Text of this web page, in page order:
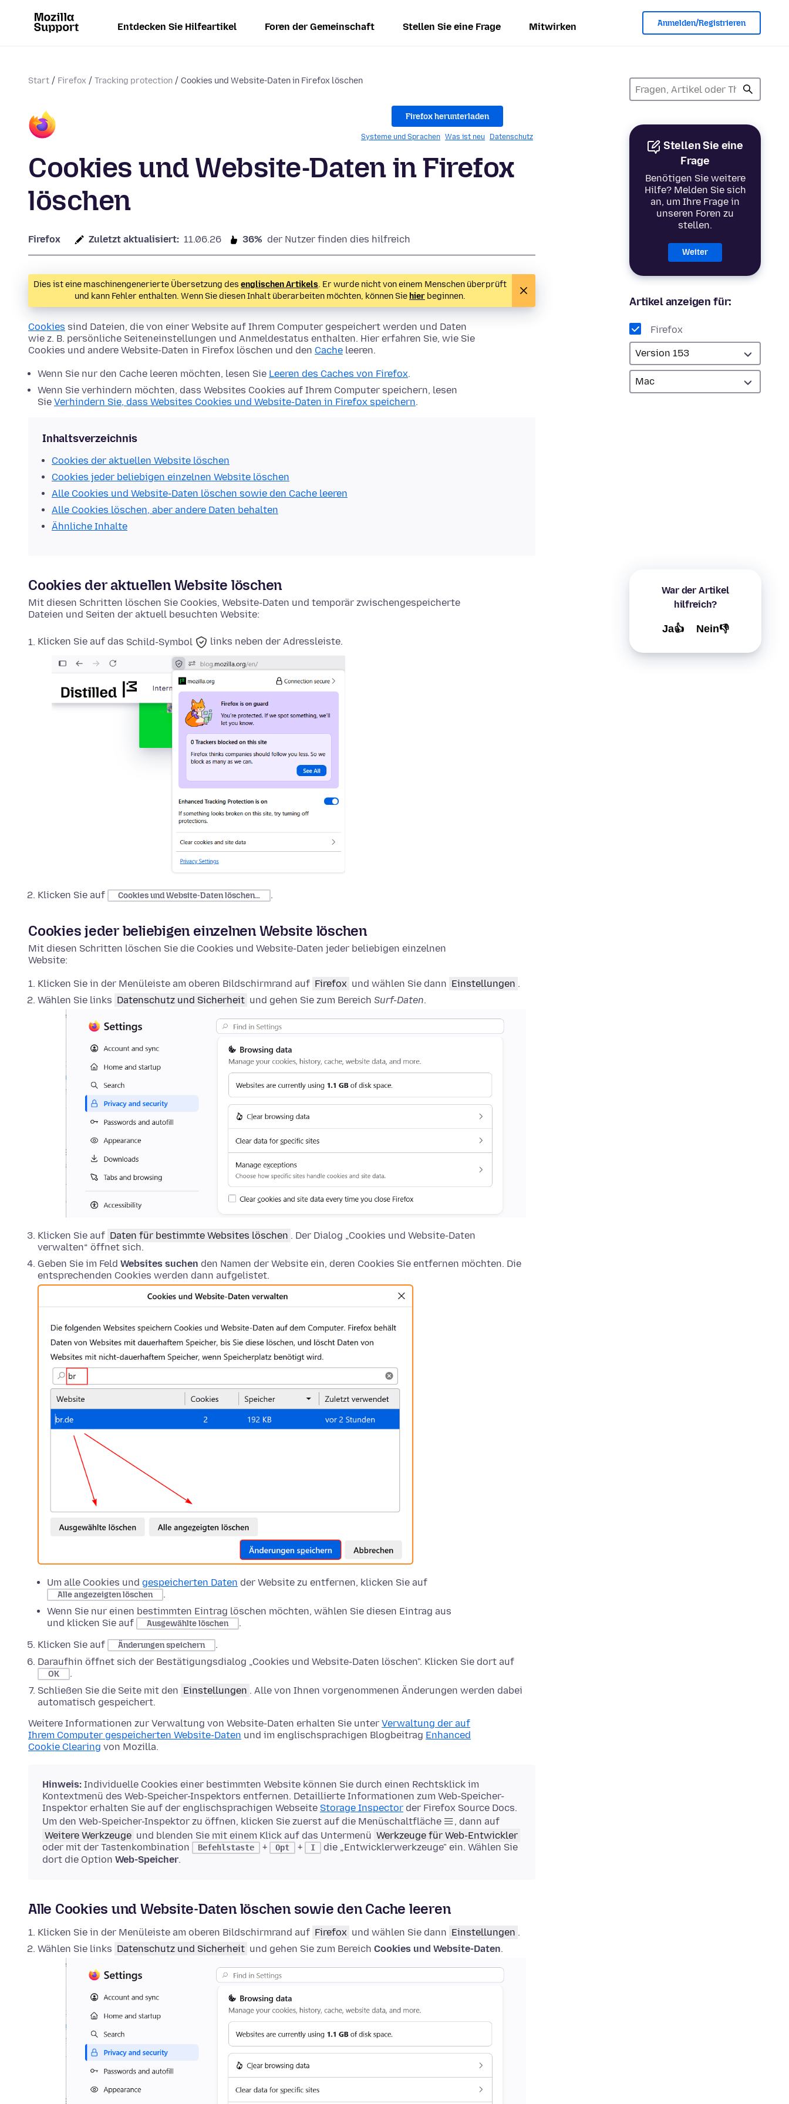
Entdecken Sie Hilfeartikel Foren der Gemeinschaft Stellen Sie eine Frage Mitwirken Anmelden/Registrieren
Start Firefox Tracking protection Cookies und Website-Daten in Firefox löschen
Stellen Sie eine
Frage
Benötigen Sie weitere
Hilfe? Melden Sie sich
an, um Ihre Frage in
unseren Foren zu
stellen.
Weiter
Artikel anzeigen für:
Firefox
War der Artikel
hilfreich?
Ja👍 Nein👎
Firefox herunterladen
Systeme und Sprachen Was ist neu Datenschutz
Cookies und Website-Daten in Firefox
löschen
Firefox Zuletzt aktualisiert: 11.06.26 36% der Nutzer finden dies hilfreich
Dies ist eine maschinengenerierte Übersetzung des englischen Artikels. Er wurde nicht von einem Menschen überprüft
und kann Fehler enthalten. Wenn Sie diesen Inhalt überarbeiten möchten, können Sie hier beginnen.
Cookies sind Dateien, die von einer Website auf Ihrem Computer gespeichert werden und Daten
wie z. B. persönliche Seiteneinstellungen und Anmeldestatus enthalten. Hier erfahren Sie, wie Sie
Cookies und andere Website-Daten in Firefox löschen und den Cache leeren.
Wenn Sie nur den Cache leeren möchten, lesen Sie Leeren des Caches von Firefox.
Wenn Sie verhindern möchten, dass Websites Cookies auf Ihrem Computer speichern, lesen
Sie Verhindern Sie, dass Websites Cookies und Website-Daten in Firefox speichern.
Inhaltsverzeichnis
Cookies der aktuellen Website löschen
Cookies jeder beliebigen einzelnen Website löschen
Alle Cookies und Website-Daten löschen sowie den Cache leeren
Alle Cookies löschen, aber andere Daten behalten
Ähnliche Inhalte
Cookies der aktuellen Website löschen
Mit diesen Schritten löschen Sie Cookies, Website-Daten und temporär zwischengespeicherte
Dateien und Seiten der aktuell besuchten Website:
Klicken Sie auf das Schild-Symbol links neben der Adressleiste.
Klicken Sie auf Cookies und Website-Daten löschen… .
Cookies jeder beliebigen einzelnen Website löschen
Mit diesen Schritten löschen Sie die Cookies und Website-Daten jeder beliebigen einzelnen
Website:
Klicken Sie in der Menüleiste am oberen Bildschirmrand auf Firefox und wählen Sie dann Einstellungen .
Wählen Sie links Datenschutz und Sicherheit und gehen Sie zum Bereich Surf-Daten.
Klicken Sie auf Daten für bestimmte Websites löschen . Der Dialog „Cookies und Website-Daten
verwalten“ öffnet sich.
Geben Sie im Feld Websites suchen den Namen der Website ein, deren Cookies Sie entfernen möchten. Die
entsprechenden Cookies werden dann aufgelistet.
Um alle Cookies und gespeicherten Daten der Website zu entfernen, klicken Sie auf
Alle angezeigten löschen
.
Wenn Sie nur einen bestimmten Eintrag löschen möchten, wählen Sie diesen Eintrag aus
und klicken Sie auf
Ausgewählte löschen
.
Klicken Sie auf
Änderungen speichern
.
Daraufhin öffnet sich der Bestätigungsdialog „Cookies und Website-Daten löschen". Klicken Sie dort auf
OK
.
Schließen Sie die Seite mit den Einstellungen . Alle von Ihnen vorgenommenen Änderungen werden dabei
automatisch gespeichert.
Weitere Informationen zur Verwaltung von Website-Daten erhalten Sie unter Verwaltung der auf
Ihrem Computer gespeicherten Website-Daten und im englischsprachigen Blogbeitrag Enhanced
Cookie Clearing von Mozilla.
Hinweis: Individuelle Cookies einer bestimmten Website können Sie durch einen Rechtsklick im
Kontextmenü des Web-Speicher-Inspektors entfernen. Detaillierte Informationen zum Web-Speicher-
Inspektor erhalten Sie auf der englischsprachigen Webseite Storage Inspector der Firefox Source Docs.
Um den Web-Speicher-Inspektor zu öffnen, klicken Sie zuerst auf die Menüschaltfläche
, dann auf
Weitere Werkzeuge und blenden Sie mit einem Klick auf das Untermenü Werkzeuge für Web-Entwickler
oder mit der Tastenkombination
Befehlstaste + Opt + I
die „Entwicklerwerkzeuge" ein. Wählen Sie
dort die Option Web-Speicher.
Alle Cookies und Website-Daten löschen sowie den Cache leeren
Klicken Sie in der Menüleiste am oberen Bildschirmrand auf Firefox und wählen Sie dann Einstellungen .
Wählen Sie links Datenschutz und Sicherheit und gehen Sie zum Bereich Cookies und Website-Daten.